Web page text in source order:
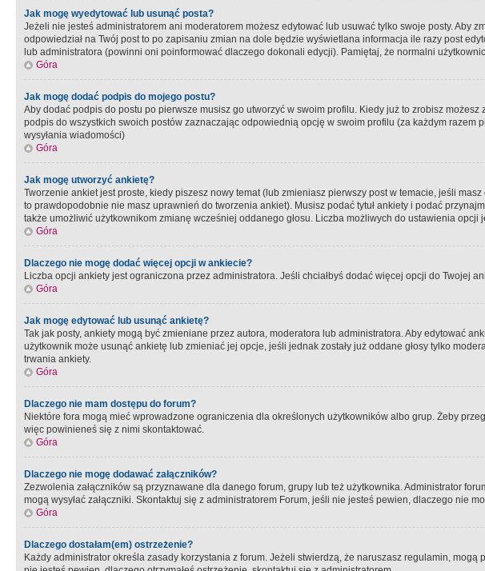
Jak mogę wyedytować lub usunąć posta?
Jeżeli nie jesteś administratorem ani moderatorem możesz edytować lub usuwać tylko swoje posty. Aby
odpowiedział na Twój post to po zapisaniu zmian na dole będzie wyświetlana informacja ile razy post
lub administratora (powinni oni poinformować dlaczego dokonali edycji). Pamiętaj, że normalni
Góra
Jak mogę dodać podpis do mojego postu?
Aby dodać podpis do postu po pierwsze musisz go utworzyć w swoim profilu. Kiedy już to zrobisz możesz
podpis do wszystkich swoich postów zaznaczając odpowiednią opcję w swoim profilu (za każdym
wysyłania wiadomości)
Góra
Jak mogę utworzyć ankietę?
Tworzenie ankiet jest proste, kiedy piszesz nowy temat (lub zmieniasz pierwszy post w temacie, jeśli
to prawdopodobnie nie masz uprawnień do tworzenia ankiet). Musisz podać tytuł ankiety i podać
także umożliwić użytkownikom zmianę wcześniej oddanego głosu. Liczba możliwych do ustawienia opcji
Góra
Dlaczego nie mogę dodać więcej opcji w ankiecie?
Liczba opcji ankiety jest ograniczona przez administratora. Jeśli chciałbyś dodać więcej opcji do Twojej
Góra
Jak mogę edytować lub usunąć ankietę?
Tak jak posty, ankiety mogą być zmieniane przez autora, moderatora lub administratora. Aby edytować
użytkownik może usunąć ankietę lub zmieniać jej opcje, jeśli jednak zostały już oddane głosy tylko
trwania ankiety.
Góra
Dlaczego nie mam dostępu do forum?
Niektóre fora mogą mieć wprowadzone ograniczenia dla określonych użytkowników albo grup. Żeby
więc powinieneś się z nimi skontaktować.
Góra
Dlaczego nie mogę dodawać załączników?
Zezwolenia załączników są przyznawane dla danego forum, grupy lub też użytkownika. Administrator
mogą wysyłać załączniki. Skontaktuj się z administratorem Forum, jeśli nie jesteś pewien, dlaczego nie
Góra
Dlaczego dostałam(em) ostrzeżenie?
Każdy administrator określa zasady korzystania z forum. Jeżeli stwierdzą, że naruszasz regulamin,